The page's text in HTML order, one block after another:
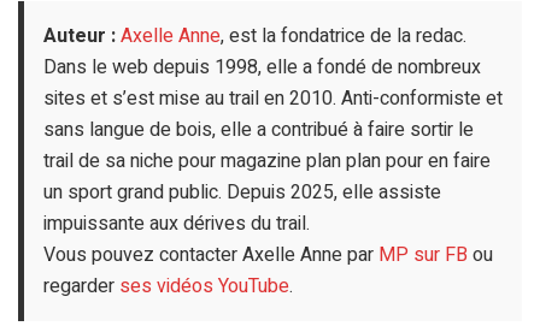
Auteur :Axelle Anne, est la fondatrice de la redac.
Dans le web depuis 1998, elle a fondé de nombreux
sites et s’est mise au trail en 2010. Anti-conformiste et
sans langue de bois, elle a contribué à faire sortir le
trail de sa niche pour magazine plan plan pour en faire
un sport grand public. Depuis 2025, elle assiste
impuissante aux dérives du trail.
Vous pouvez contacter Axelle Anne par MP sur FB ou
regarder ses vidéos YouTube.